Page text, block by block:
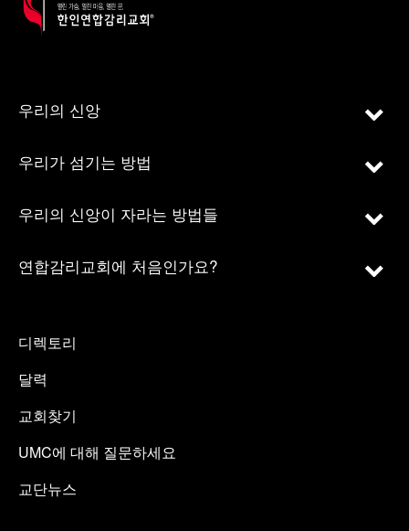
우리의 신앙
우리가 섬기는 방법
우리의 신앙이 자라는 방법들
연합감리교회에 처음인가요?
디렉토리
달력
교회찾기
UMC에 대해 질문하세요
교단뉴스